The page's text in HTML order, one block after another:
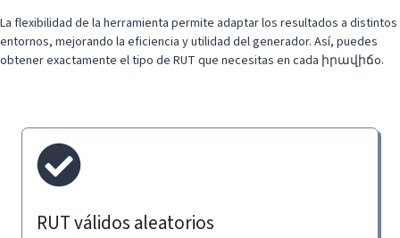
La flexibilidad de la herramienta permite adaptar los resultados a distintos
entornos, mejorando la eficiencia y utilidad del generador. Así, puedes
obtener exactamente el tipo de RUT que necesitas en cada իրավիճo.
RUT válidos aleatorios